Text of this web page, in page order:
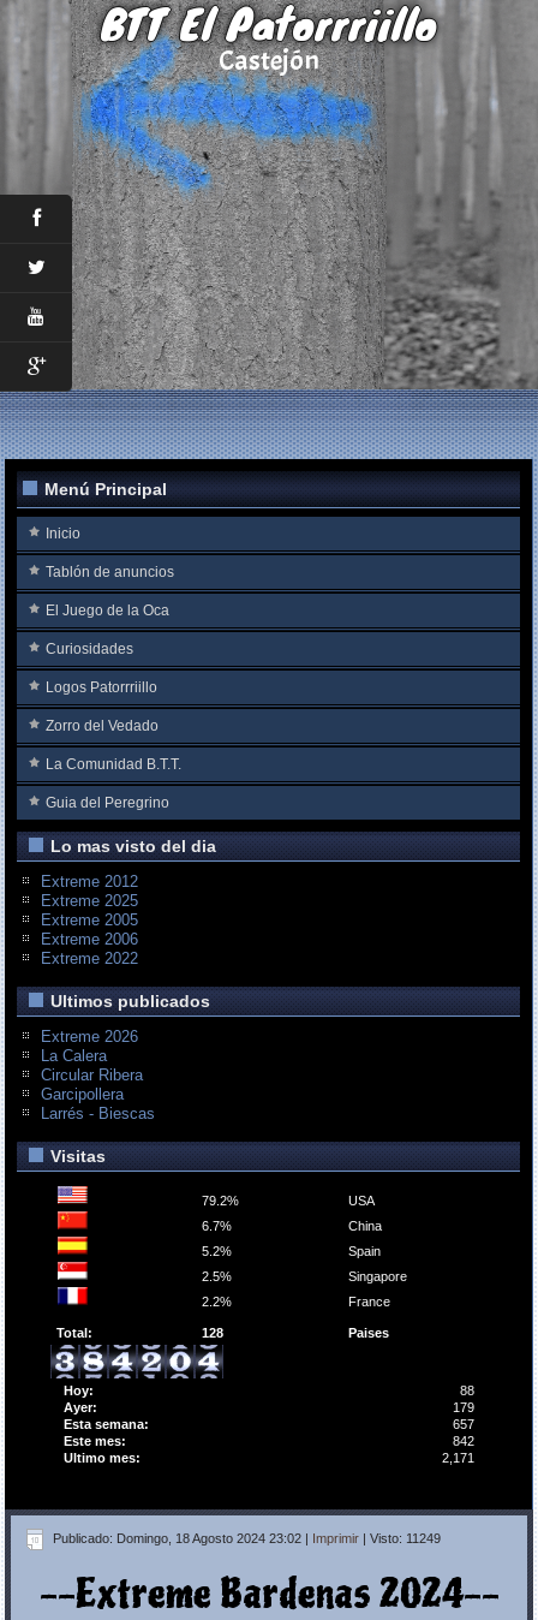
BTT El Patorrriillo
Castejón
Menú Principal
Inicio
Tablón de anuncios
El Juego de la Oca
Curiosidades
Logos Patorrriillo
Zorro del Vedado
La Comunidad B.T.T.
Guia del Peregrino
Lo mas visto del dia
Extreme 2012
Extreme 2025
Extreme 2005
Extreme 2006
Extreme 2022
Ultimos publicados
Extreme 2026
La Calera
Circular Ribera
Garcipollera
Larrés - Biescas
Visitas
79.2%
USA
6.7%
China
5.2%
Spain
2.5%
Singapore
2.2%
France
Total: 128 Paises
Hoy:
88
Ayer:
179
Esta semana:
657
Este mes:
842
Ultimo mes:
2,171
Publicado: Domingo, 18 Agosto 2024 23:02 | Imprimir | Visto: 11249
--Extreme Bardenas 2024--